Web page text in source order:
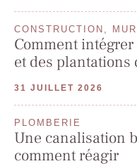
CONSTRUCTION,
Comment
et des plantations
31 JUILLET 2026
PLOMBERIE
Une canalisation
comment réagir